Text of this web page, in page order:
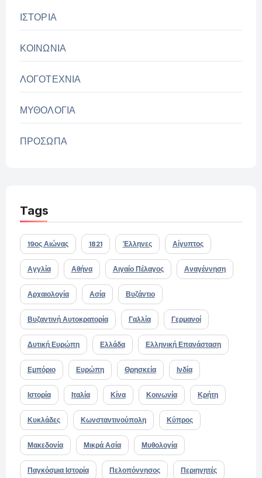
ΙΣΤΟΡΙΑ
ΚΟΙΝΩΝΙΑ
ΛΟΓΟΤΕΧΝΙΑ
ΜΥΘΟΛΟΓΙΑ
ΠΡΟΣΩΠΑ
Tags
19ος Αιώνας 1821 Έλληνες Αίγυπτος
Αγγλία Αθήνα Αιγαίο Πέλαγος Αναγέννηση
Αρχαιολογία Ασία Βυζάντιο
Βυζαντινή Αυτοκρατορία Γαλλία Γερμανοί
Δυτική Ευρώπη Ελλάδα Ελληνική Επανάσταση
Εμπόριο Ευρώπη Θρησκεία Ινδία
Ιστορία Ιταλία Κίνα Κοινωνία Κρήτη
Κυκλάδες Κωνσταντινούπολη Κύπρος
Μακεδονία Μικρά Ασία Μυθολογία
Παγκόσμια Ιστορία Πελοπόννησος Περιηγητές